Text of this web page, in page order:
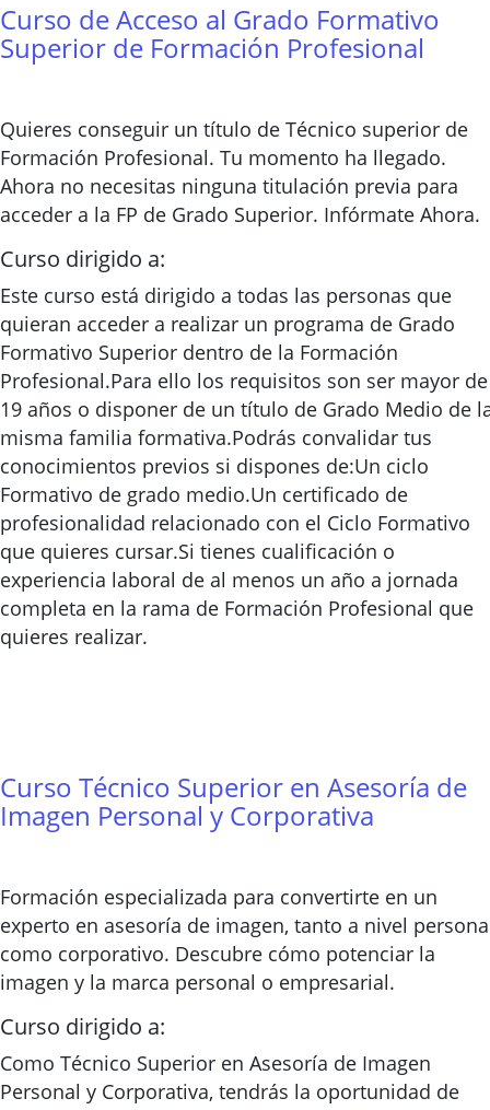
Curso de Acceso al Grado Formativo
Superior de Formación Profesional
Quieres conseguir un título de Técnico superior de
Formación Profesional. Tu momento ha llegado.
Ahora no necesitas ninguna titulación previa para
acceder a la FP de Grado Superior. Infórmate Ahora.
Curso dirigido a:
Este curso está dirigido a todas las personas que
quieran acceder a realizar un programa de Grado
Formativo Superior dentro de la Formación
Profesional.Para ello los requisitos son ser mayor de
19 años o disponer de un título de Grado Medio de
misma familia formativa.Podrás convalidar tus
conocimientos previos si dispones de:Un ciclo
Formativo de grado medio.Un certificado de
profesionalidad relacionado con el Ciclo Formativo
que quieres cursar.Si tienes cualificación o
experiencia laboral de al menos un año a jornada
completa en la rama de Formación Profesional que
quieres realizar.
Curso Técnico Superior en Asesoría de
Imagen Personal y Corporativa
Formación especializada para convertirte en un
experto en asesoría de imagen, tanto a nivel
como corporativo. Descubre cómo potenciar la
imagen y la marca personal o empresarial.
Curso dirigido a:
Como Técnico Superior en Asesoría de Imagen
Personal y Corporativa, tendrás la oportunidad de